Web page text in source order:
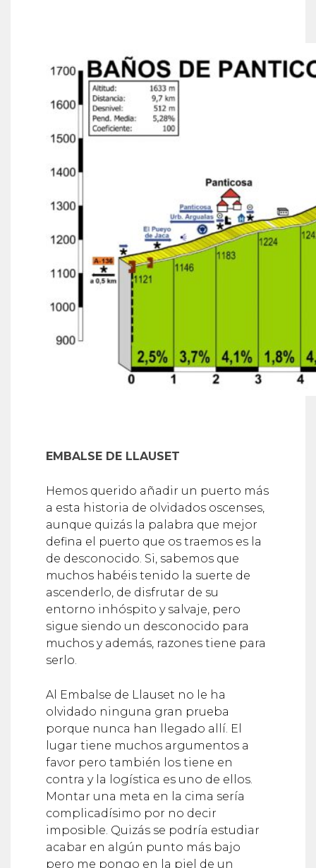
EMBALSE DE LLAUSET
Hemos querido añadir un puerto más
a esta historia de olvidados oscenses,
aunque quizás la palabra que mejor
defina el puerto que os traemos es la
de desconocido. Si, sabemos que
muchos habéis tenido la suerte de
ascenderlo, de disfrutar de su
entorno inhóspito y salvaje, pero
sigue siendo un desconocido para
muchos y además, razones tiene para
serlo.
Al Embalse de Llauset no le ha
olvidado ninguna gran prueba
porque nunca han llegado allí. El
lugar tiene muchos argumentos a
favor pero también los tiene en
contra y la logística es uno de ellos.
Montar una meta en la cima sería
complicadísimo por no decir
imposible. Quizás se podría estudiar
acabar en algún punto más bajo
pero me pongo en la piel de un